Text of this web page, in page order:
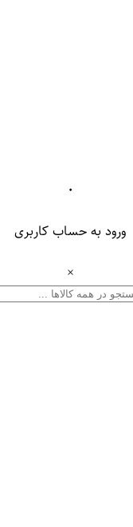
۰
ورود به حساب کاربری
×